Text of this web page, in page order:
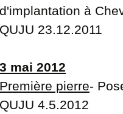
d'implantation à
QUJU 23.12.2011
3 mai 2012
Première pierre-
QUJU 4.5.2012